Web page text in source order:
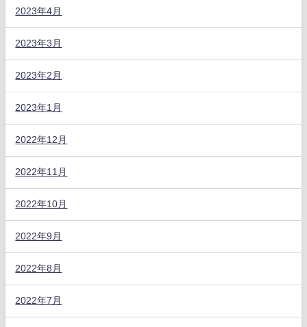
2023年4月
2023年3月
2023年2月
2023年1月
2022年12月
2022年11月
2022年10月
2022年9月
2022年8月
2022年7月